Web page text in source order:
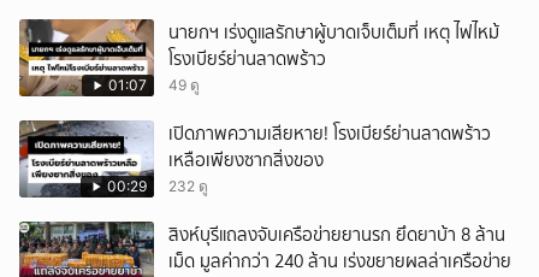
01:07
นายกฯ เร่งดูแลรักษาผู้บาดเจ็บเต็มที่ เหตุ ไฟไหม้
โรงเบียร์ย่านลาดพร้าว
49 ดู
00:29
เปิดภาพความเสียหาย! โรงเบียร์ย่านลาดพร้าว
เหลือเพียงซากสิ่งของ
232 ดู
สิงห์บุรีแถลงจับเครือข่ายยานรก ยึดยาบ้า 8 ล้าน
เม็ด มูลค่ากว่า 240 ล้าน เร่งขยายผลล่าเครือข่าย